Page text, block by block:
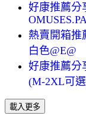
好康推薦分
熱賣開箱推
白色@E@
好康推薦分
(M-2XL可
載入更多